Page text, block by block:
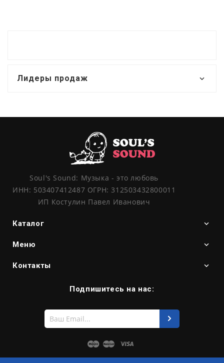
Лидеры продаж
Soul's Sound: Музыка - это любовь
ИНН: 503407412487 ОГРН: 312503432800011
ИП Костулин Павел Иванович
Каталог
Меню
Контакты
Подпишитесь на нас:
Введите
e-
Maestro
Master